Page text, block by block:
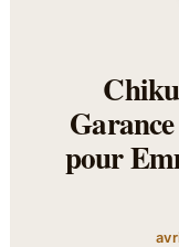
pour